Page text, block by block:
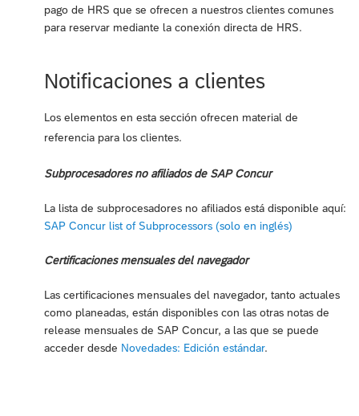
pago de HRS que se ofrecen a nuestros clientes comunes
para reservar mediante la conexión directa de HRS.
Notificaciones a clientes
Los elementos en esta sección ofrecen material de
referencia para los clientes.
Subprocesadores no afiliados de SAP Concur
La lista de subprocesadores no afiliados está disponible aquí:
SAP Concur list of Subprocessors (solo en inglés)
Certificaciones mensuales del navegador
Las certificaciones mensuales del navegador, tanto actuales
como planeadas, están disponibles con las otras notas de
release mensuales de SAP Concur, a las que se puede
acceder desde Novedades: Edición estándar.